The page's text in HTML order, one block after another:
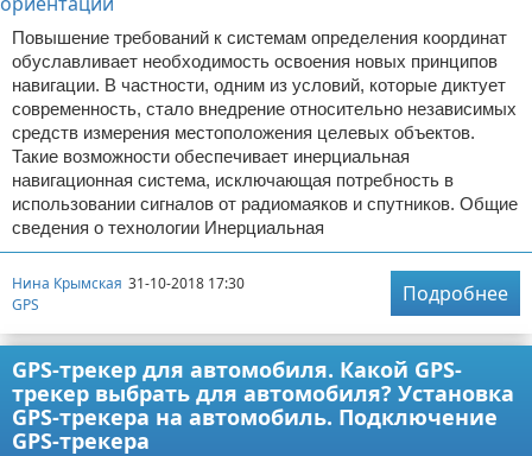
Повышение требований к системам определения координат
обуславливает необходимость освоения новых принципов
навигации. В частности, одним из условий, которые диктует
современность, стало внедрение относительно независимых
средств измерения местоположения целевых объектов.
Такие возможности обеспечивает инерциальная
навигационная система, исключающая потребность в
использовании сигналов от радиомаяков и спутников. Общие
сведения о технологии Инерциальная
Нина Крымская 31-10-2018 17:30
GPS
Подробнее
GPS-трекер для автомобиля. Какой GPS-
трекер выбрать для автомобиля? Установка
GPS-трекера на автомобиль. Подключение
GPS-трекера